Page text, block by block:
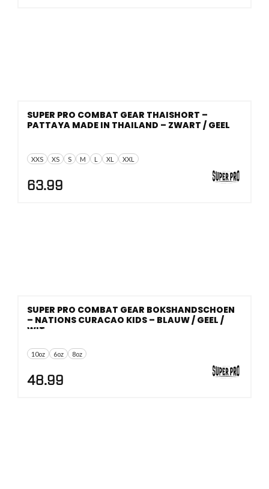
XXS XS S M L XL XXL
SUPER PRO COMBAT GEAR THAISHORT –
PATTAYA MADE IN THAILAND – ZWART / GEEL
63.99
10oz 6oz 8oz
SUPER PRO COMBAT GEAR BOKSHANDSCHOEN
– NATIONS CURACAO KIDS – BLAUW / GEEL /
WIT
48.99